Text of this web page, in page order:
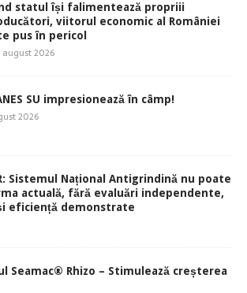
statul își falimentează propriii
viitorul economic al României
pus în pericol
august 2026
SU impresionează în câmp!
2026
Sistemul Național Antigrindină nu poate
actuală, fără evaluări independente,
eficiență demonstrate
Seamac® Rhizo – Stimulează creșterea